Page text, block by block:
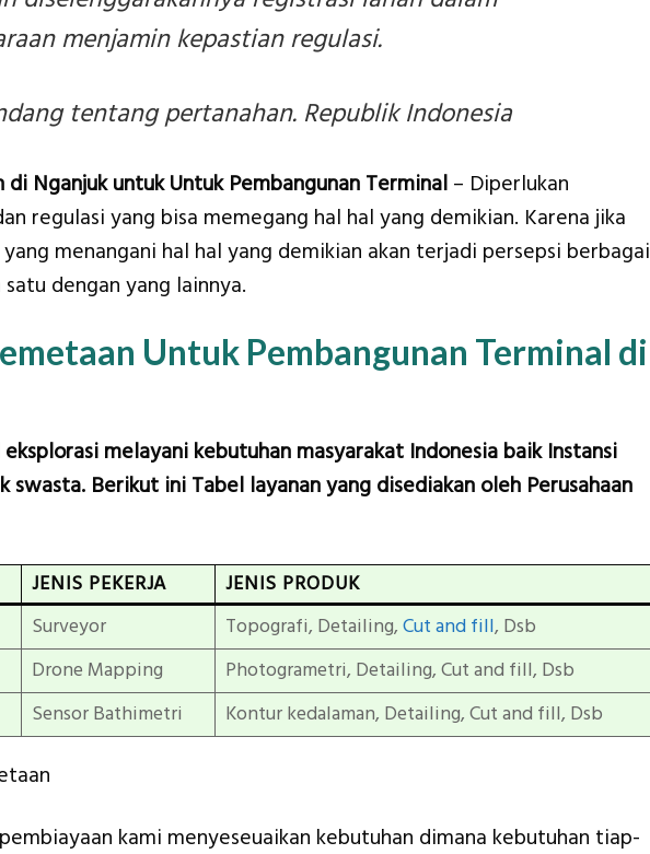
menjamin kepastian regulasi.
tentang pertanahan. Republik Indonesia
di Nganjuk untuk Untuk Pembangunan Terminal – Diperlukan
regulasi yang bisa memegang hal hal yang demikian. Karena jika
menangani hal hal yang demikian akan terjadi persepsi berbagai
dengan yang lainnya.
Untuk Pembangunan Terminal di
melayani kebutuhan masyarakat Indonesia baik Instansi
swasta. Berikut ini Tabel layanan yang disediakan oleh Perusahaan
JENIS PEKERJA
JENIS PRODUK
Surveyor Topografi, Detailing, Cut and fill, Dsb
Drone Mapping
Photogrametri, Detailing, Cut and fill, Dsb
Sensor Bathimetri Kontur kedalaman, Detailing, Cut and fill, Dsb
kami menyeseuaikan kebutuhan dimana kebutuhan tiap-